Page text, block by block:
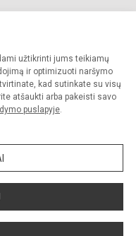
užtikrinti jums teikiamų
ir optimizuoti naršymo
kad sutinkate su visų
atšaukti arba pakeisti savo
puslapyje.
teisės saugomos.
sutikimo griežtai draudžiama.
valdymas